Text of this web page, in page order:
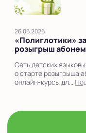
26.06.2026
«Полиглотики»
розыгрыш
Сеть детских
о старте розыгрыша
онлайн-курсы дл...